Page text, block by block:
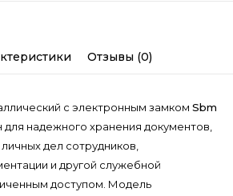
Отзывы (0)
с электронным замком Sbm
для надежного хранения документов,
дел сотрудников,
и другой служебной
доступом. Модель